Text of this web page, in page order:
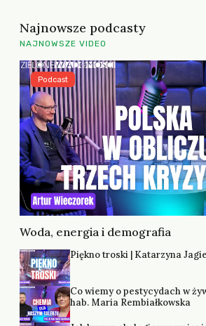
Najnowsze podcasty
NAJNOWSZE VIDEO
Woda, energia i demografia
Podcast
Piękno troski | Katarzyna
Co wiemy o pestycydach w
hab. Maria Rembiałkowska